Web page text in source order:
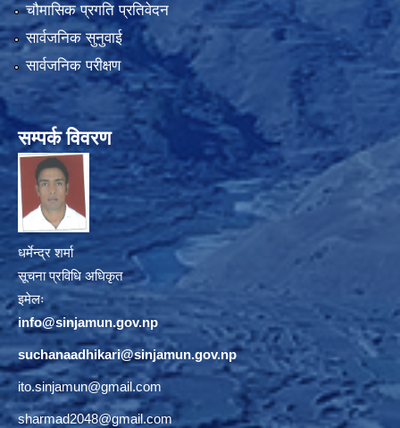
चौमासिक प्रगति प्रतिवेदन
सार्वजनिक सुनुवाई
सार्वजनिक परीक्षण
सम्पर्क विवरण
धर्मेन्द्र शर्मा
सूचना प्रविधि अधिकृत
इमेलः
info@sinjamun.gov.np
suchanaadhikari@sinjamun.gov.np
ito.sinjamun@gmail.com
sharmad2048@gmail.com